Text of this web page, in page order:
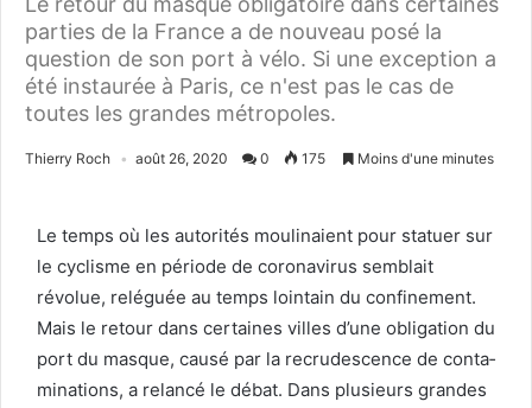
parties de la France a de nouveau posé la
question de son port à vélo. Si une exception a
été instaurée à Paris, ce n'est pas le cas de
toutes les grandes métropoles.
Thierry Roch août 26, 2020 0 175 Moins d'une minutes
Le temps où les autorités mouli­naient pour stat­uer sur
le cyclisme en péri­ode de coro­n­avirus sem­blait
révolue, reléguée au temps loin­tain du con­fine­ment.
Mais le retour dans cer­taines villes d’une oblig­a­tion du
port du masque, causé par la recrude­s­cence de con­t­a­
m­i­na­tions, a relancé le débat. Dans plusieurs grandes